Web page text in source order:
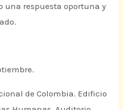
una respuesta oportuna y
de Colombia. Edificio